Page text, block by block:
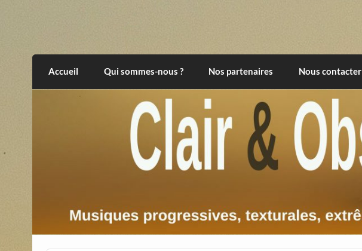
Clair et Obscur
Accueil Qui sommes-nous ? Nos partenaires Nous contacter